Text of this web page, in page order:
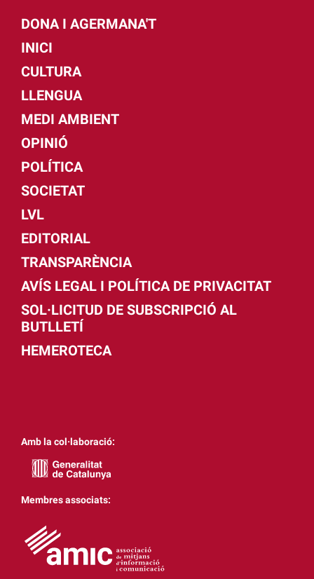
DONA I AGERMANA'T
INICI
CULTURA
LLENGUA
MEDI AMBIENT
OPINIÓ
POLÍTICA
SOCIETAT
LVL
EDITORIAL
TRANSPARÈNCIA
AVÍS LEGAL I POLÍTICA DE PRIVACITAT
SOL·LICITUD DE SUBSCRIPCIÓ AL
BUTLLETÍ
HEMEROTECA
Amb la col·laboració:
Membres associats: